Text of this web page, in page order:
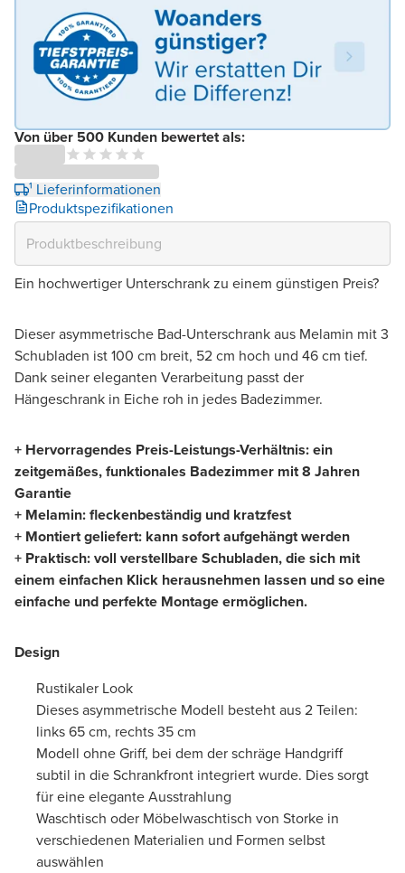
Von über 500 Kunden bewertet als:
¹ Lieferinformationen
Produktspezifikationen
Ein hochwertiger Unterschrank zu einem günstigen Preis?
Dieser asymmetrische Bad-Unterschrank aus Melamin mit 3
Schubladen ist 100 cm breit, 52 cm hoch und 46 cm tief.
Dank seiner eleganten Verarbeitung passt der
Hängeschrank in Eiche roh in jedes Badezimmer.
+ Hervorragendes Preis-Leistungs-Verhältnis: ein
zeitgemäßes, funktionales Badezimmer mit 8 Jahren
Garantie
+ Melamin: fleckenbeständig und kratzfest
+ Montiert geliefert: kann sofort aufgehängt werden
+ Praktisch: voll verstellbare Schubladen, die sich mit
einem einfachen Klick herausnehmen lassen und so eine
einfache und perfekte Montage ermöglichen.
Design
Rustikaler Look
Dieses asymmetrische Modell besteht aus 2 Teilen:
links 65 cm, rechts 35 cm
Modell ohne Griff, bei dem der schräge Handgriff
subtil in die Schrankfront integriert wurde. Dies sorgt
für eine elegante Ausstrahlung
Waschtisch oder Möbelwaschtisch von Storke in
verschiedenen Materialien und Formen selbst
auswählen